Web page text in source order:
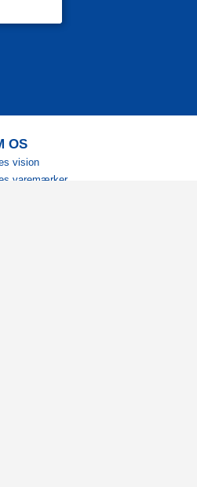
OS
vision
varemærker